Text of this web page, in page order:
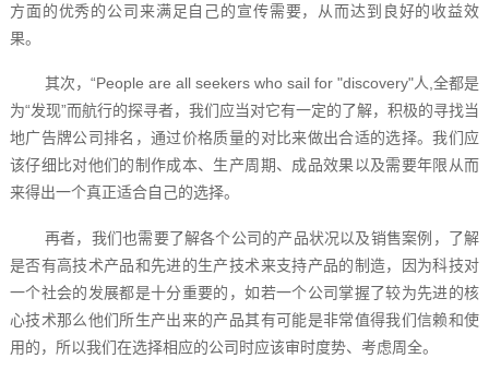
方面的优秀的公司来满足自己的宣传需要，从而达到良好的收益效
果。
其次，“People are all seekers who sail for "discovery"人,全都是
为“发现”而航行的探寻者，我们应当对它有一定的了解，积极的寻找当
地广告牌公司排名，通过价格质量的对比来做出合适的选择。我们应
该仔细比对他们的制作成本、生产周期、成品效果以及需要年限从而
来得出一个真正适合自己的选择。
再者，我们也需要了解各个公司的产品状况以及销售案例，了解
是否有高技术产品和先进的生产技术来支持产品的制造，因为科技对
一个社会的发展都是十分重要的，如若一个公司掌握了较为先进的核
心技术那么他们所生产出来的产品其有可能是非常值得我们信赖和使
用的，所以我们在选择相应的公司时应该审时度势、考虑周全。